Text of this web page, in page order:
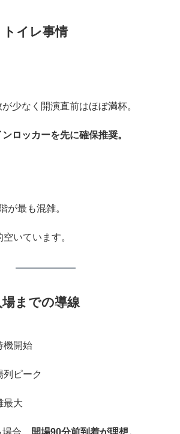
トイレ事情
少なく開演直前はほぼ満杯。
ロッカーを先に確保推奨。
が最も混雑。
いています。
までの導線
機開始
列ピーク
最大
合、 開場90分前到着が理想。